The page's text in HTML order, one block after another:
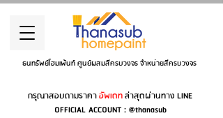
ธนทรัพย์โฮมเพ้นท์ ศูนย์ผสมสีครบวงจร จำหน่ายสีครบวงจร
กรุณาสอบถามราคาอัพเดทล่าสุดผ่านทาง LINE
OFFICIAL ACCOUNT : @thanasub